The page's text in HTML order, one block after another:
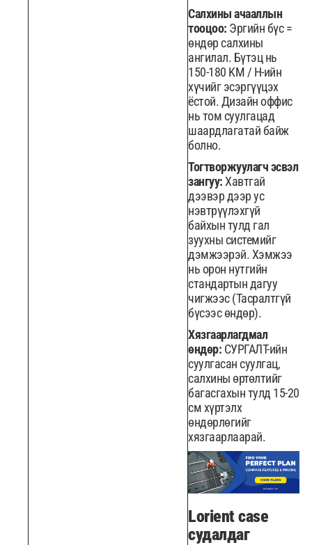
Салхины ачааллын
тооцоо: Эргийн бүс =
өндөр салхины
ангилал. Бүтэц нь
150-180 KM / H-ийн
хүчийг эсэргүүцэх
ёстой. Дизайн оффис
нь том суулгацад
шаардлагатай байж
болно.
Тогтворжуулагч эсвэл
зангуу: Хавтгай
дээвэр дээр ус
нэвтрүүлэхгүй
байхын тулд гал
зуухны системийг
дэмжээрэй. Хэмжээ
нь орон нутгийн
стандартын дагуу
чигжээс (Тасралтгүй
бүсээс өндөр).
Хязгаарлагдмал
өндөр: СУРГАЛТ-ийн
суулгасан суулгац,
салхины өртөлтийг
багасгахын тулд 15-20
см хүртэлх
өндөрлөгийг
хязгаарлаарай.
Lorient case
судалдаг